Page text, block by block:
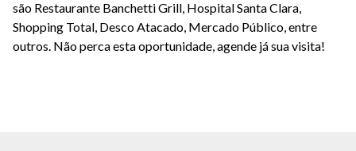
são Restaurante Banchetti Grill, Hospital Santa Clara,
Shopping Total, Desco Atacado, Mercado Público, entre
outros. Não perca esta oportunidade, agende já sua visita!